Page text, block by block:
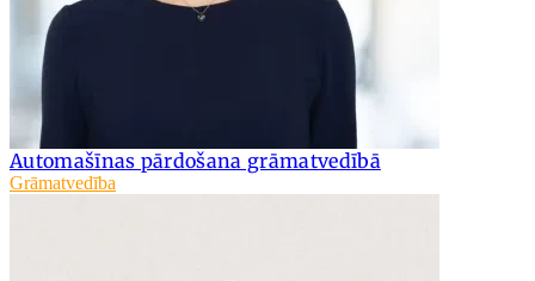
Automašīnas pārdošana grāmatvedībā
Grāmatvedība